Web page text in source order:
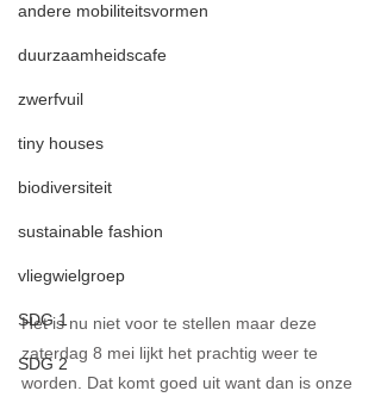
andere mobiliteitsvormen
duurzaamheidscafe
zwerfvuil
tiny houses
biodiversiteit
sustainable fashion
vliegwielgroep
SDG 1
SDG 2
Het is nu niet voor te stellen maar deze
zaterdag 8 mei lijkt het prachtig weer te
worden. Dat komt goed uit want dan is onze